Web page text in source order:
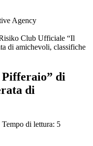
Agency
Club Ufficiale “Il
di amichevoli, classifiche
di
di
Tempo di lettura: 5